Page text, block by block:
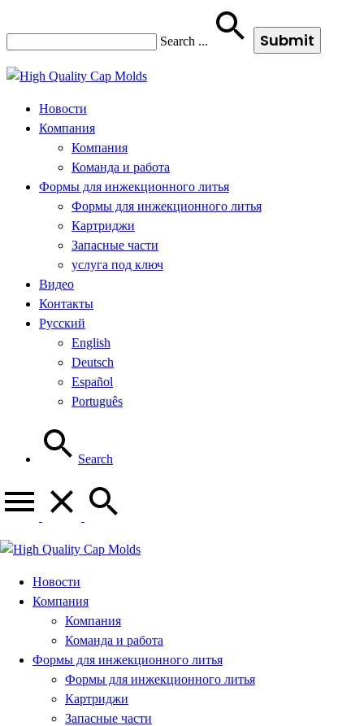
Search ...
Новости
Компания
Компания
Команда и работа
Формы для инжекционного литья
Формы для инжекционного литья
Картриджи
Запасные части
услуга под ключ
Видео
Контакты
Русский
English
Deutsch
Español
Português
Search
Новости
Компания
Компания
Команда и работа
Формы для инжекционного литья
Формы для инжекционного литья
Картриджи
Запасные части